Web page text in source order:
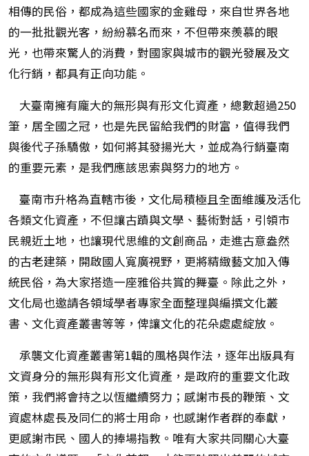
相傳的民俗，都成為這些國家的金雞母，來自世界各地
的一批批觀光客，紛紛慕名而來，不但帶來羨慕的眼
光，也帶來驚人的消費，對國家與城市的觀光發展及文
化行銷，都具有正向功能。
大臺南擁有龐大的無形與有形文化資產，總數超過250
筆，居全國之冠，也是先民留給我們的財富，值得我們
與後代子孫驕傲，如何將其發揚光大，並成為行銷臺南
的重要元素，是我們應該思索與努力的地方。
臺南市升格為直轄市後，文化局積極且全面維護及活化
各類文化資產，不但讓古蹟與文學、藝術對話，引領市
民親近土地，也讓現代思維的文創商品，走進古意盎然
的古老建築，開啟國人寬廣視野，更將精緻藝文加入傳
統民俗，為大家搭造一座雅俗共賞的舞臺。除此之外，
文化局也邀請各領域學者專家全面整理與編撰文化叢
書、文化資產叢書等等，俾讓文化的花朵處處綻放。
承襲文化資產叢書第1輯的風格與作法，逐年出版具有
文資身分的無形與有形文化資產，是政府的重要文化政
策，我們將會持之以恆繼續努力；感謝市長的鞭策、文
資處林處長及同仁的將士用命，也感謝作者群的奉獻，
更感謝市民、國人的捧場指教。唯有大家共同關心大臺